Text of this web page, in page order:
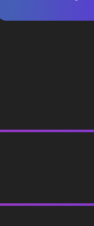
que podemos
para tomar